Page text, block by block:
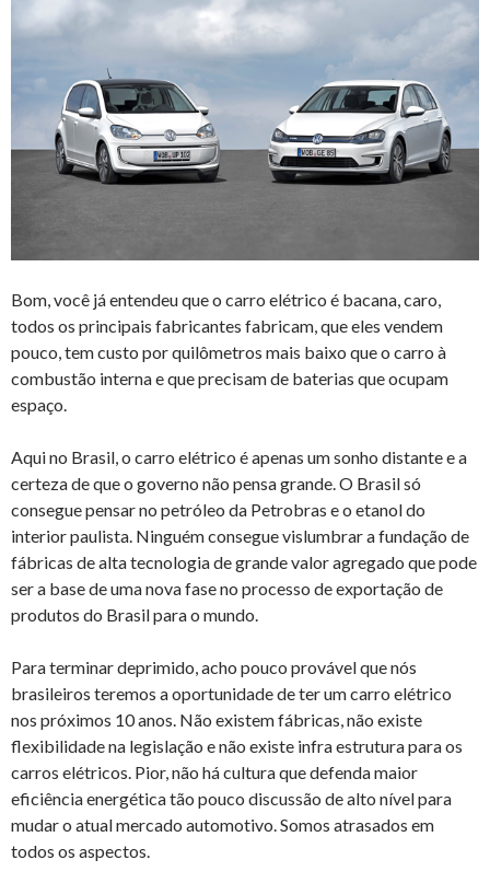
Bom, você já entendeu que o carro elétrico é bacana, caro,
todos os principais fabricantes fabricam, que eles vendem
pouco, tem custo por quilômetros mais baixo que o carro à
combustão interna e que precisam de baterias que ocupam
espaço.
Aqui no Brasil, o carro elétrico é apenas um sonho distante e a
certeza de que o governo não pensa grande. O Brasil só
consegue pensar no petróleo da Petrobras e o etanol do
interior paulista. Ninguém consegue vislumbrar a fundação de
fábricas de alta tecnologia de grande valor agregado que pode
ser a base de uma nova fase no processo de exportação de
produtos do Brasil para o mundo.
Para terminar deprimido, acho pouco provável que nós
brasileiros teremos a oportunidade de ter um carro elétrico
nos próximos 10 anos. Não existem fábricas, não existe
flexibilidade na legislação e não existe infra estrutura para os
carros elétricos. Pior, não há cultura que defenda maior
eficiência energética tão pouco discussão de alto nível para
mudar o atual mercado automotivo. Somos atrasados em
todos os aspectos.